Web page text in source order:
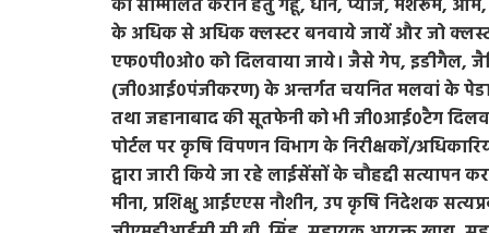
को सम्मिलित कराने हेतु गेहूँ, धान, प्याज, मशरूम, आम,
के अधिक से अधिक क्लस्टर बनवाये जायें और जो क्लस्टर
एफ०पी०ओ० को दिलवाया जाये। जैसे गेप, इडीगैल,
(जी०आई०पंजीकरण) के अन्तर्गत चयनित मलवां के
तथा जहानाबाद की सूतफेनी को भी जी०आई०टैग
पोर्टल पर कृषि विपणन विभाग के निरीक्षकों/
द्वारा जारी किये जा रहे लाईसेंसों के चौहद्दी
मीना, प्रशिक्षु आईएएस नौशीन, उप कृषि निदेशक